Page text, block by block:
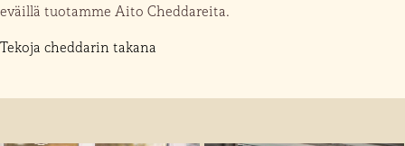
eväillä tuotamme Aito Cheddareita.
Tekoja cheddarin takana